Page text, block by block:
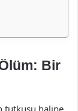
Bir
tutkusu haline